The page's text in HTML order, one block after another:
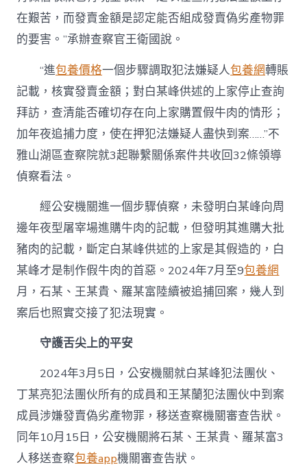
在艱苦，而發賣金額是認定能否組成發賣偽劣產物罪
的要害。”承辦查察官王衛國說。
“進包養價格一個步驟調取犯法嫌疑人包養網轉賬
記載，核實發賣金額；對白某峰供述的上家停止查詢
拜訪，查清能否確切存在向上家購置假牛肉的情形；
加年夜追捕力度，使在押犯法嫌疑人盡快到案……”不
雅山湖區查察院就3起聯繫關係案件共收回32條領導
偵察看法。
經公安機關進一個步驟偵察，未發明白某峰向周
邊年夜型屠宰場進購牛肉的記載，但發明其進購大批
豬肉的記載，斷定白某峰供述的上家是其假造的，白
某峰才是制作假牛肉的首惡。2024年7月至9包養網
月，石某、王某貴、羅某富陸續被追捕回案，幾人到
案后也照實交接了犯法現實。
守護舌尖上的平安
2024年3月5日，公安機關就白某峰犯法團伙、
丁某亮犯法團伙所有的成員和王某蘭犯法團伙中到案
成員涉嫌發賣偽劣產物罪，移送查察機關審查告狀。
同年10月15日，公安機關將石某、王某貴、羅某富3
人移送查察包養app機關審查告狀。